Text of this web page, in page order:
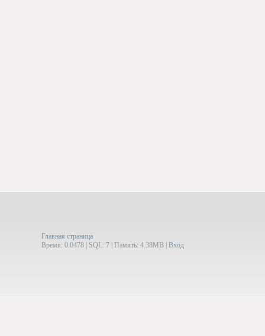
Главная страница
Время: 0.0478 | SQL: 7 | Память: 4.38MB Вход